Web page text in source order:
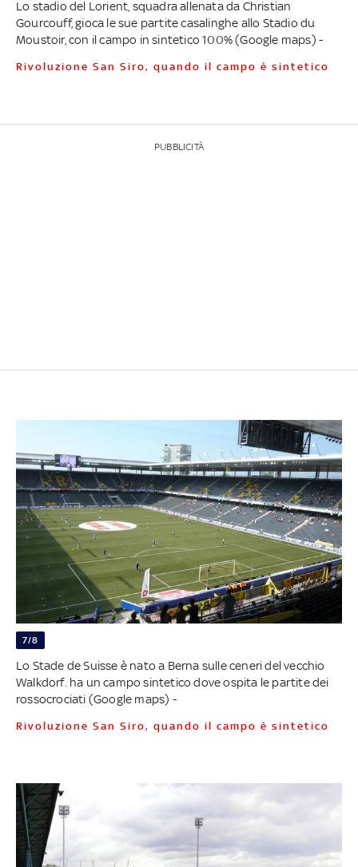
Lo stadio del Lorient, squadra allenata da Christian
Gourcouff, gioca le sue partite casalinghe allo Stadio du
Moustoir, con il campo in sintetico 100% (Google maps) -
Rivoluzione San Siro, quando il campo è sintetico
PUBBLICITÀ
7/8
Lo Stade de Suisse è nato a Berna sulle ceneri del vecchio
Walkdorf. ha un campo sintetico dove ospita le partite dei
rossocrociati (Google maps) -
Rivoluzione San Siro, quando il campo è sintetico